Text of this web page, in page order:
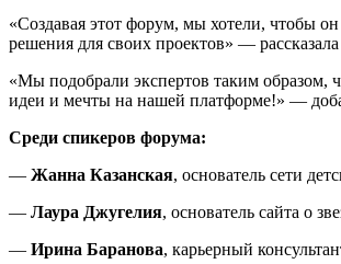
«Создавая этот форум, мы хотели, чтобы
решения для своих проектов» —
«Мы подобрали экспертов таким образом,
идеи и мечты на нашей платформе!» —
Среди спикеров форума:
— Жанна Казанская, основатель сети
— Лаура Джугелия, основатель сайта о
— Ирина Баранова, карьерный